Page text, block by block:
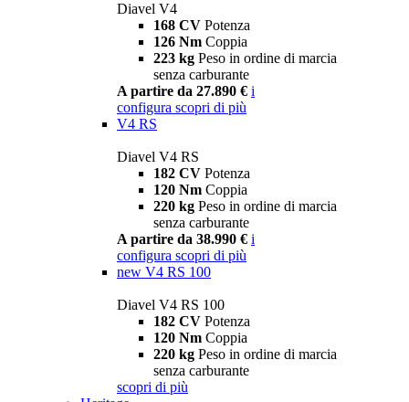
Diavel V4
168 CV Potenza
126 Nm Coppia
223 kg Peso in ordine di marcia
senza carburante
A partire da 27.890 € i
configura scopri di più
V4 RS
Diavel V4 RS
182 CV Potenza
120 Nm Coppia
220 kg Peso in ordine di marcia
senza carburante
A partire da 38.990 € i
configura scopri di più
new V4 RS 100
Diavel V4 RS 100
182 CV Potenza
120 Nm Coppia
220 kg Peso in ordine di marcia
senza carburante
scopri di più